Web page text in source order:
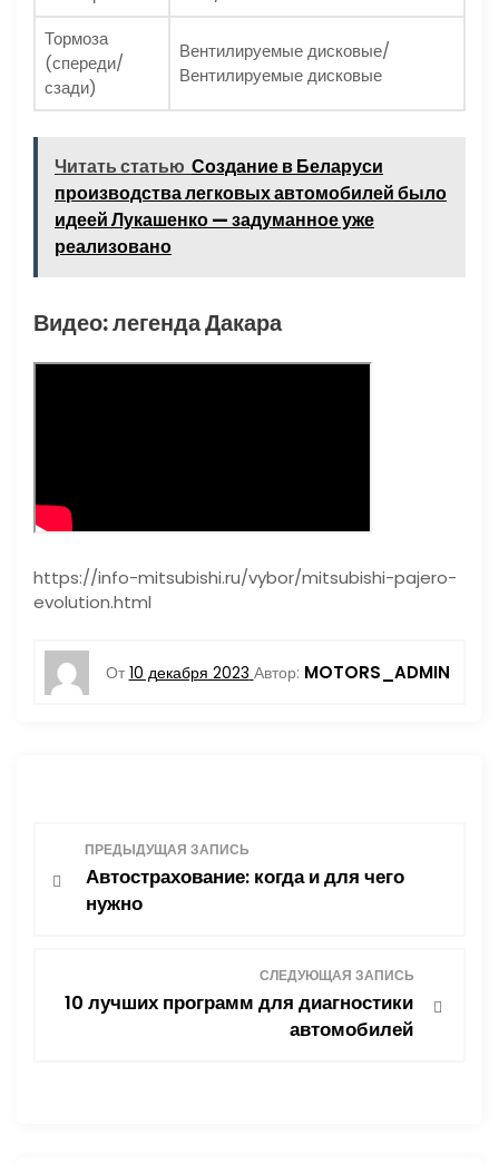
Тормоза
(спереди/
сзади)
Вентилируемые дисковые/
Вентилируемые дисковые
Читать статью Создание в Беларуси
производства легковых автомобилей было
идеей Лукашенко — задуманное уже
реализовано
Видео: легенда Дакара
https://info-mitsubishi.ru/vybor/mitsubishi-pajero-
evolution.html
От 10 декабря 2023 Автор: MOTORS_ADMIN
ПРЕДЫДУЩАЯ ЗАПИСЬ
Автострахование: когда и для чего
нужно
СЛЕДУЮЩАЯ ЗАПИСЬ
10 лучших программ для диагностики
автомобилей